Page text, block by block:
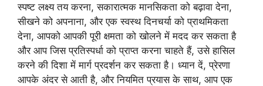
स्पष्ट लक्ष्य तय करना, सकारात्मक मानसिकता को बढ़ावा देना,
सीखने को अपनाना, और एक स्वस्थ दिनचर्या को प्राथमिकता
देना, आपको आपकी पूरी क्षमता को खोलने में मदद कर सकता है
और आप जिस प्रतिस्पर्धा को प्राप्त करना चाहते हैं, उसे हासिल
करने की दिशा में मार्ग प्रदर्शन कर सकता है। ध्यान दें, प्रेरणा
आपके अंदर से आती है, और नियमित प्रयास के साथ, आप एक